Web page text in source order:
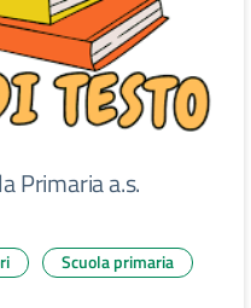
Primaria a.s.
Scuola primaria